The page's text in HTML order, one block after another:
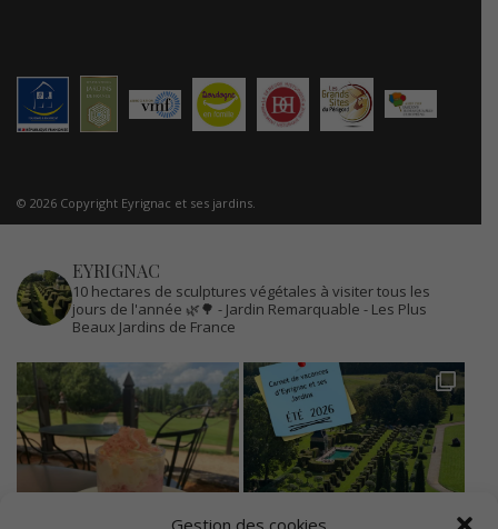
Gestion des cookies
© 2026 Copyright Eyrignac et ses jardins.
EYRIGNAC
10 hectares de sculptures végétales à visiter tous les
jours de l'année 🌿🌳 - Jardin Remarquable - Les Plus
Beaux Jardins de France